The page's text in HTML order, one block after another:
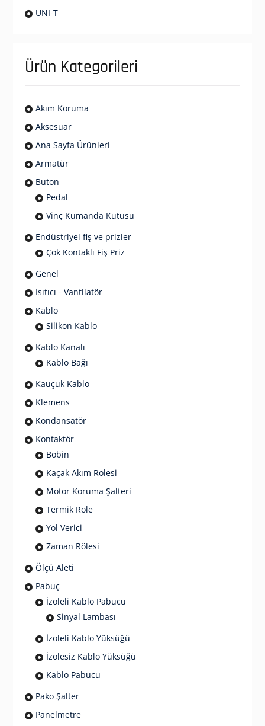
UNI-T
Ürün Kategorileri
Akım Koruma
Aksesuar
Ana Sayfa Ürünleri
Armatür
Buton
Pedal
Vinç Kumanda Kutusu
Endüstriyel fiş ve prizler
Çok Kontaklı Fiş Priz
Genel
Isıtıcı - Vantilatör
Kablo
Silikon Kablo
Kablo Kanalı
Kablo Bağı
Kauçuk Kablo
Klemens
Kondansatör
Kontaktör
Bobin
Kaçak Akım Rolesi
Motor Koruma Şalteri
Termik Role
Yol Verici
Zaman Rölesi
Ölçü Aleti
Pabuç
İzoleli Kablo Pabucu
Sinyal Lambası
İzoleli Kablo Yüksüğü
İzolesiz Kablo Yüksüğü
Kablo Pabucu
Pako Şalter
Panelmetre